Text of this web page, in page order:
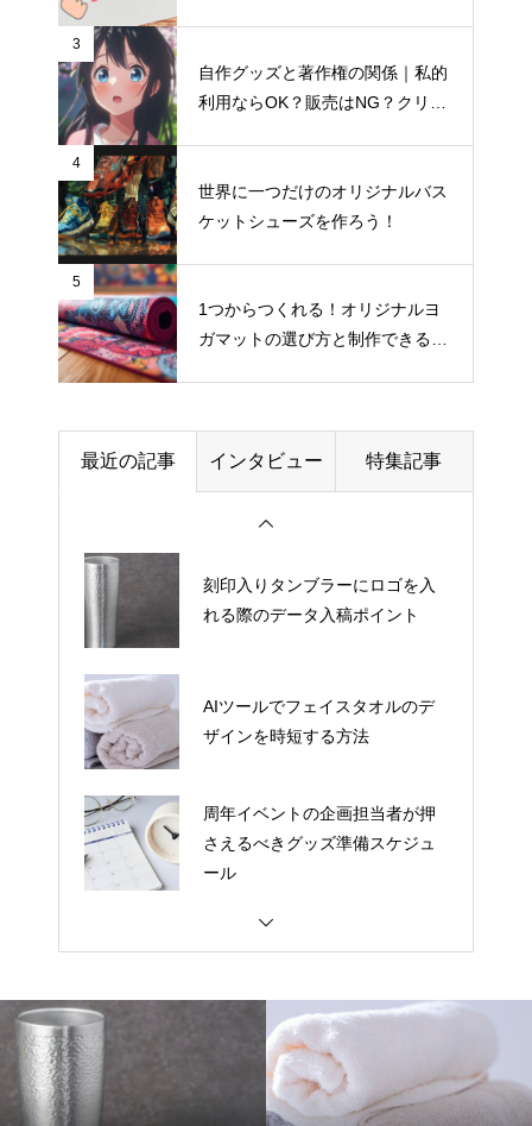
3
自作グッズと著作権の関係｜私的
利用ならOK？販売はNG？クリエ
4
世界に一つだけのオリジナルバス
ケットシューズを作ろう！
5
1つからつくれる！オリジナルヨ
ガマットの選び方と制作できるお
最近の記事 インタビュー 特集記事
アクリルスタンド制作初心者必
ペットチャームを売りたい人は
要チェック！|商品写真の撮影ガ
イド
クリエイター活動を「副業」か
展示会ノベルティポーチを選ぶ
刻印入りタンブラーにロゴを入
れる際のデータ入稿ポイント
AIツールでフェイスタオルのデ
ザインを時短する方法
周年イベントの企画担当者が押
さえるべきグッズ準備スケジュ
ール
ランチバッグの入稿データ、解
BtoB向けノベルティとBtoC向け
グッズ、デザインの違い